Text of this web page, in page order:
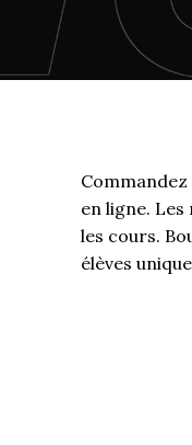
en ligne.
les cours.
élèves